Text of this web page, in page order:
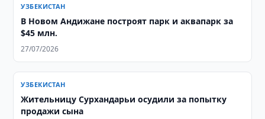
УЗБЕКИСТАН
В Новом Андижане построят парк и аквапарк за
$45 млн.
27/07/2026
УЗБЕКИСТАН
Жительницу Сурхандарьи осудили за попытку
продажи сына